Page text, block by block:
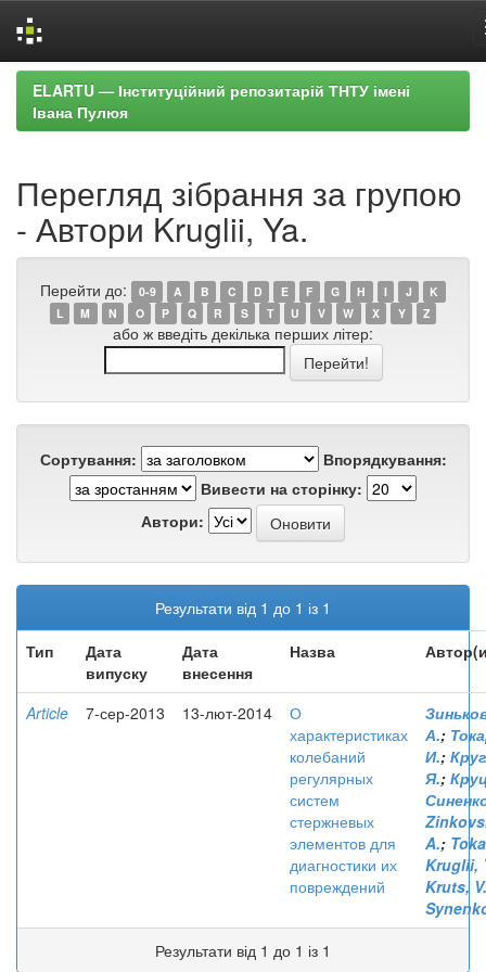
Skip
navigation
ELARTU — Інституційний репозитарій ТНТУ імені
Івана Пулюя
Перегляд зібрання за групою
- Автори Kruglii, Ya.
Перейти до: 0-9 A B C D E F G H I J
K
L
M N O P Q R S T U V W X Y Z
або ж введіть декілька перших літер:
Сортування:
Впорядкування:
Вивести на сторінку:
Автори:
Результати від 1 до 1 із 1
Тип
Дата
випуску
Дата
внесення
Назва
Article 7-сер-2013 13-лют-2014
О
характеристиках
колебаний
регулярных
систем
стержневых
элементов для
диагностики их
повреждений
А.;
И.;
Я.;
A.;
Kruglii,
Kruts, V.
Результати від 1 до 1 із 1